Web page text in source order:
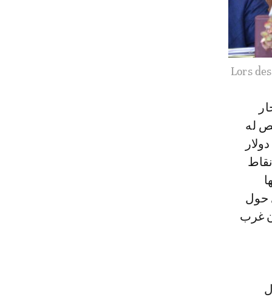
Lors
له
للتسليح (22 مليار دولار
هذا، ورغم نقاط
حول
غرب